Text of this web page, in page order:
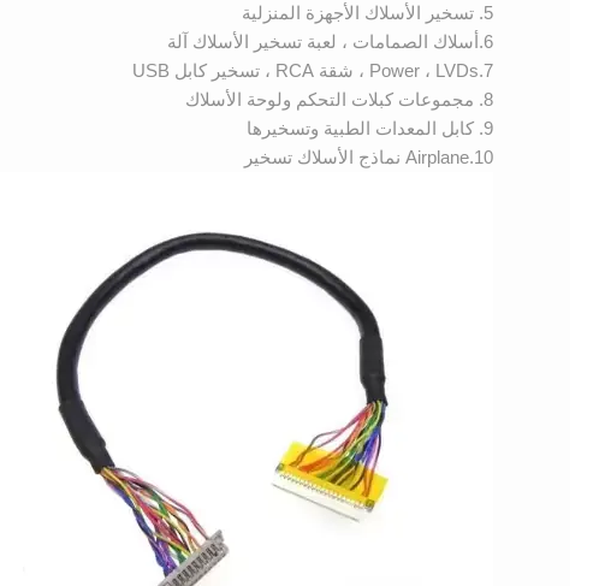
5. تسخير الأسلاك الأجهزة المنزلية
6.أسلاك الصمامات ، لعبة تسخير الأسلاك آلة
7.Power ، LVDs ، شقة RCA ، تسخير كابل USB
8. مجموعات كبلات التحكم ولوحة الأسلاك
9. كابل المعدات الطبية وتسخيرها
10.Airplane نماذج الأسلاك تسخير